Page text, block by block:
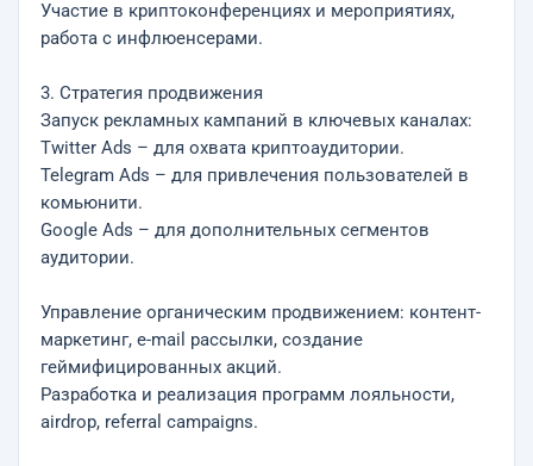
Участие в криптоконференциях и мероприятиях,
работа с инфлюенсерами.
3. Стратегия продвижения
Запуск рекламных кампаний в ключевых каналах:
Twitter Ads – для охвата криптоаудитории.
Telegram Ads – для привлечения пользователей в
комьюнити.
Google Ads – для дополнительных сегментов
аудитории.
Управление органическим продвижением: контент-
маркетинг, e-mail рассылки, создание
геймифицированных акций.
Разработка и реализация программ лояльности,
airdrop, referral campaigns.